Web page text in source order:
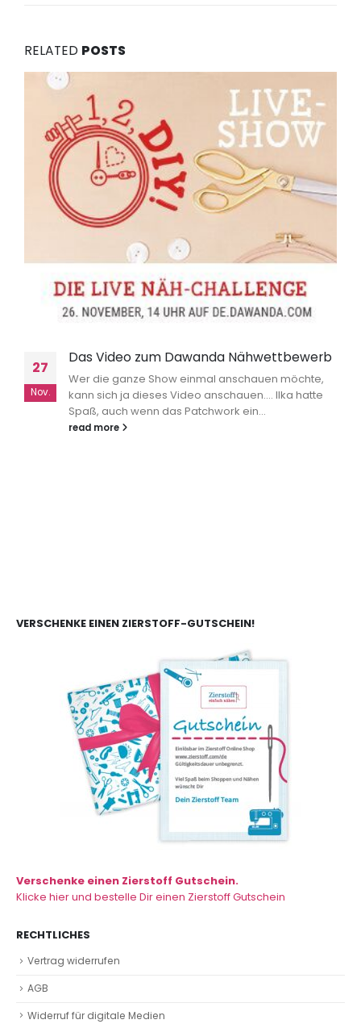
RELATED POSTS
27
Nov.
Das Video zum Dawanda Nähwettbewerb
Wer die ganze Show einmal anschauen möchte,
kann sich ja dieses Video anschauen.... Ilka hatte
Spaß, auch wenn das Patchwork ein...
read more
VERSCHENKE EINEN ZIERSTOFF-GUTSCHEIN!
Verschenke einen Zierstoff Gutschein.
Klicke hier und bestelle Dir einen Zierstoff Gutschein
RECHTLICHES
Vertrag widerrufen
AGB
Widerruf für digitale Medien